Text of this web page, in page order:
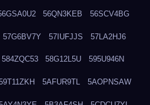
56QN3KEB 56SCV4BG
57G6BV7Y 57IUFJJS 57LA2HJ6
584ZQC53 58G12L5U 595U946N
5AFUR9TL 5AOPNSAW